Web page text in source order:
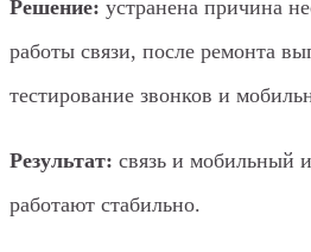
Решение: устранена причина
работы связи, после ремонта
тестирование звонков и
Результат: связь и мобильный
работают стабильно.